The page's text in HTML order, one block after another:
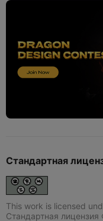
Стандартная
This work is licensed
Стандартная